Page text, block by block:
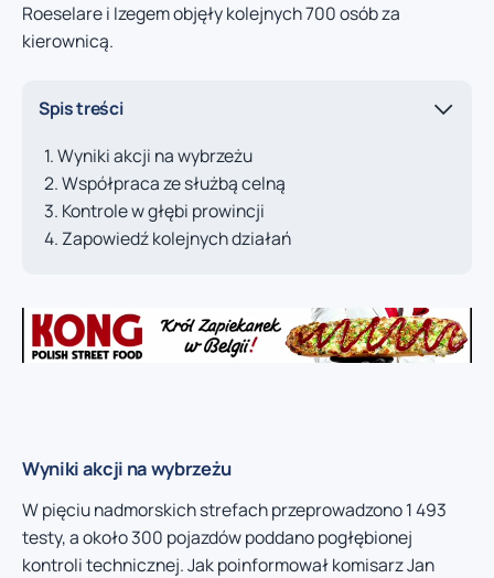
Roeselare i Izegem objęły kolejnych 700 osób za
kierownicą.
Spis treści
Wyniki akcji na wybrzeżu
Współpraca ze służbą celną
Kontrole w głębi prowincji
Zapowiedź kolejnych działań
Wyniki akcji na wybrzeżu
W pięciu nadmorskich strefach przeprowadzono 1 493
testy, a około 300 pojazdów poddano pogłębionej
kontroli technicznej. Jak poinformował komisarz Jan